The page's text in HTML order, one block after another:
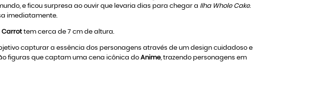
e ficou surpresa ao ouvir que levaria dias para chegar a Ilha Whole Cake.
imediatamente.
Carrot tem cerca de 7 cm de altura.
capturar a essência dos personagens através de um design cuidadoso e
figuras que captam uma cena icônica do Anime, trazendo personagens em